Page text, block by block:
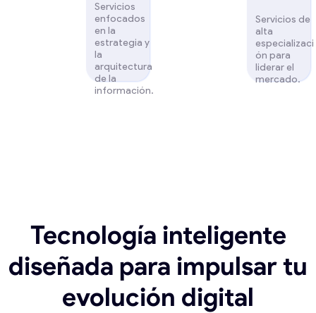
Servicios
enfocados
en la
estrategia y
la
arquitectura
de la
información.
Servicios de
alta
especializaci
ón para
liderar el
mercado.
Tecnología inteligente
diseñada para impulsar tu
evolución digital